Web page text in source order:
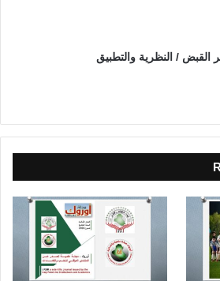
القبض / النظرية والتطبيق